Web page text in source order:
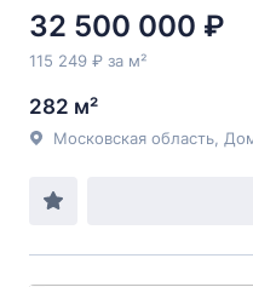
32 500 000 ₽
115 249 ₽ за м²
282 м²
Московская область,